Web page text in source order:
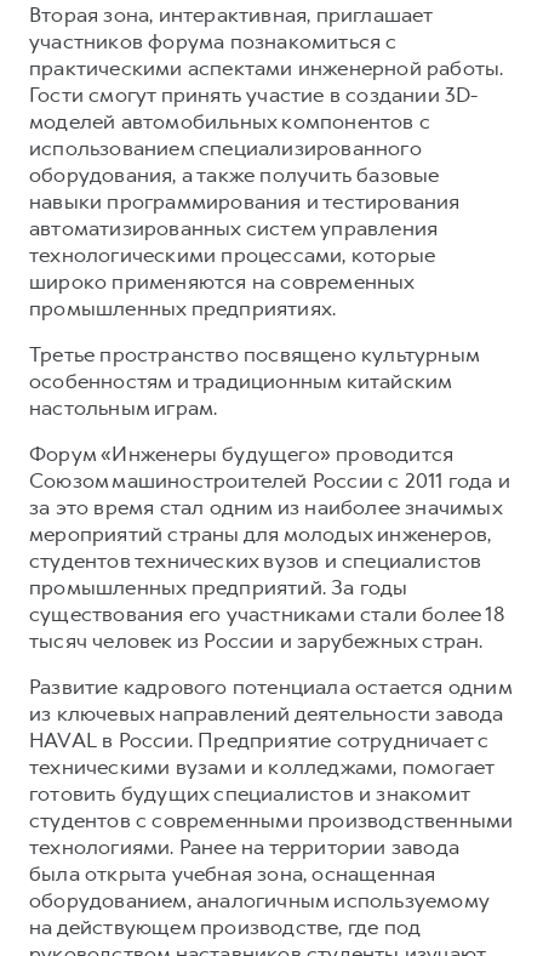
Вторая зона, интерактивная, приглашает
участников форума познакомиться с
практическими аспектами инженерной работы.
Гости смогут принять участие в создании 3D-
моделей автомобильных компонентов с
использованием специализированного
оборудования, а также получить базовые
навыки программирования и тестирования
автоматизированных систем управления
технологическими процессами, которые
широко применяются на современных
промышленных предприятиях.
Третье пространство посвящено культурным
особенностям и традиционным китайским
настольным играм.
Форум «Инженеры будущего» проводится
Союзом машиностроителей России с 2011 года и
за это время стал одним из наиболее значимых
мероприятий страны для молодых инженеров,
студентов технических вузов и специалистов
промышленных предприятий. За годы
существования его участниками стали более 18
тысяч человек из России и зарубежных стран.
Развитие кадрового потенциала остается одним
из ключевых направлений деятельности завода
HAVAL в России. Предприятие сотрудничает с
техническими вузами и колледжами, помогает
готовить будущих специалистов и знакомит
студентов с современными производственными
технологиями. Ранее на территории завода
была открыта учебная зона, оснащенная
оборудованием, аналогичным используемому
на действующем производстве, где под